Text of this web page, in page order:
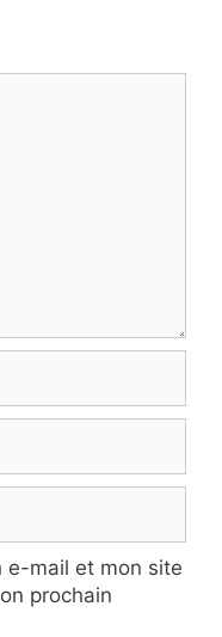
e-mail et mon site
prochain